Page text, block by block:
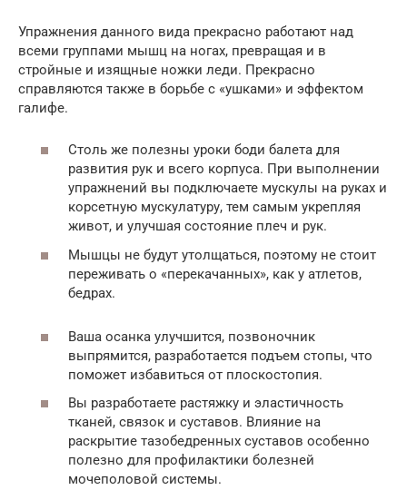
Упражнения данного вида прекрасно работают над
всеми группами мышц на ногах, превращая и в
стройные и изящные ножки леди. Прекрасно
справляются также в борьбе с «ушками» и эффектом
галифе.
Столь же полезны уроки боди балета для
развития рук и всего корпуса. При выполнении
упражнений вы подключаете мускулы на руках и
корсетную мускулатуру, тем самым укрепляя
живот, и улучшая состояние плеч и рук.
Мышцы не будут утолщаться, поэтому не стоит
переживать о «перекачанных», как у атлетов,
бедрах.
Ваша осанка улучшится, позвоночник
выпрямится, разработается подъем стопы, что
поможет избавиться от плоскостопия.
Вы разработаете растяжку и эластичность
тканей, связок и суставов. Влияние на
раскрытие тазобедренных суставов особенно
полезно для профилактики болезней
мочеполовой системы.